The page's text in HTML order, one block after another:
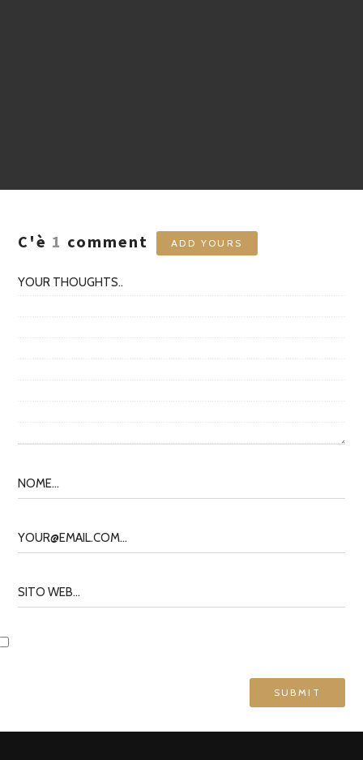
C'è 1 comment ADD YOURS